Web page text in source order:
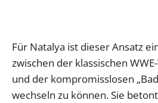
Für Natalya ist dieser Ansatz
zwischen der klassischen
und der kompromisslosen
wechseln zu können. Sie